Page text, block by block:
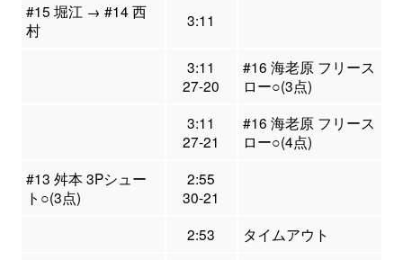
#15 堀江 → #14 西
村
3:11
3:11
27-20
#16 海老原 フリース
ロー○(3点)
3:11
27-21
#16 海老原 フリース
ロー○(4点)
#13 舛本 3Pシュー
ト○(3点)
2:55
30-21
2:53
タイムアウト